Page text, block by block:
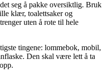
seg å pakke oversiktlig. Bruk
klær, toalettsaker og
uten å rote til hele
tingene: lommebok, mobil,
Den skal være lett å ta